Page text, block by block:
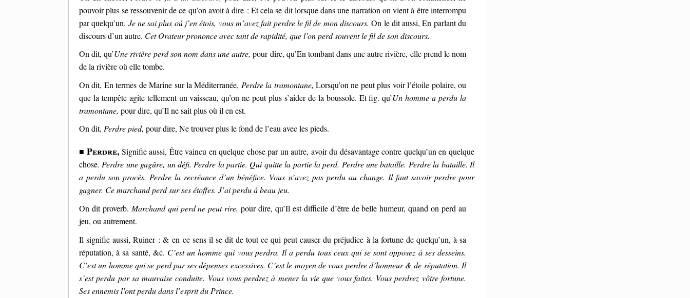
pouvoir plus se ressouvenir de ce qu’on avoit à dire : Et cela se dit lorsque dans une narration on vient à être interrompu
par quelqu’un. Je ne sai plus où j’en étois, vous m’avez fait perdre le fil de mon discours. On le dit aussi, En parlant du
discours d’un autre. Cet Orateur prononce avec tant de rapidité, que l’on perd souvent le fil de son discours.
On dit, qu’Une rivière perd son nom dans une autre, pour dire, qu’En tombant dans une autre rivière, elle prend le nom
de la rivière où elle tombe.
On dit, Entermes de Marine sur la Méditerranée, Perdre la tramontane, Lorsqu’on ne peut plus voir l’étoile polaire, ou
que la tempête agite tellement un vaisseau, qu’on ne peut plus s’aider de la boussole. Et fig. qu’Un homme a perdu la
tramontane, pour dire, qu’Il ne sait plus où il en est.
On dit, Perdre pied, pour dire, Ne trouver plus le fond de l’eau avec les pieds.
■Perdre, Signifie aussi, Être vaincu en quelque chose par un autre, avoir du désavantage contre quelqu’un en quelque
chose.Perdre une gagûre, un défi. Perdre la partie. Qui quitte la partie la perd. Perdre une bataille. Perdre la bataille. Il
a perdu son procès. Perdre la recréance d’un bénéfice. Vous n’avez pas perdu au change. Il faut savoir perdre pour
gagner. Ce marchand perd sur ses étoffes. J’ai perdu à beau jeu.
On dit proverb. Marchand qui perd ne peut rire, pour dire, qu’Il est difficile d’être de belle humeur, quand on perd au
jeu, ou autrement.
Il signifie aussi, Ruiner : & en ce sens il se dit de tout ce qui peut causer du préjudice à la fortune de quelqu’un, à sa
réputation, à sa santé, &c. C’est un homme qui vous perdra. Il a perdu tous ceux qui se sont opposez à ses desseins.
C’est un homme qui se perd par ses dépenses excessives. C’est le moyen de vous perdre d’honneur & de réputation. Il
s’est perdu par sa mauvaise conduite. Vous vous perdrez à mener la vie que vous faites. Vous perdrez vôtre fortune.
Ses ennemis l’ont perdu dans l’esprit du Prince.